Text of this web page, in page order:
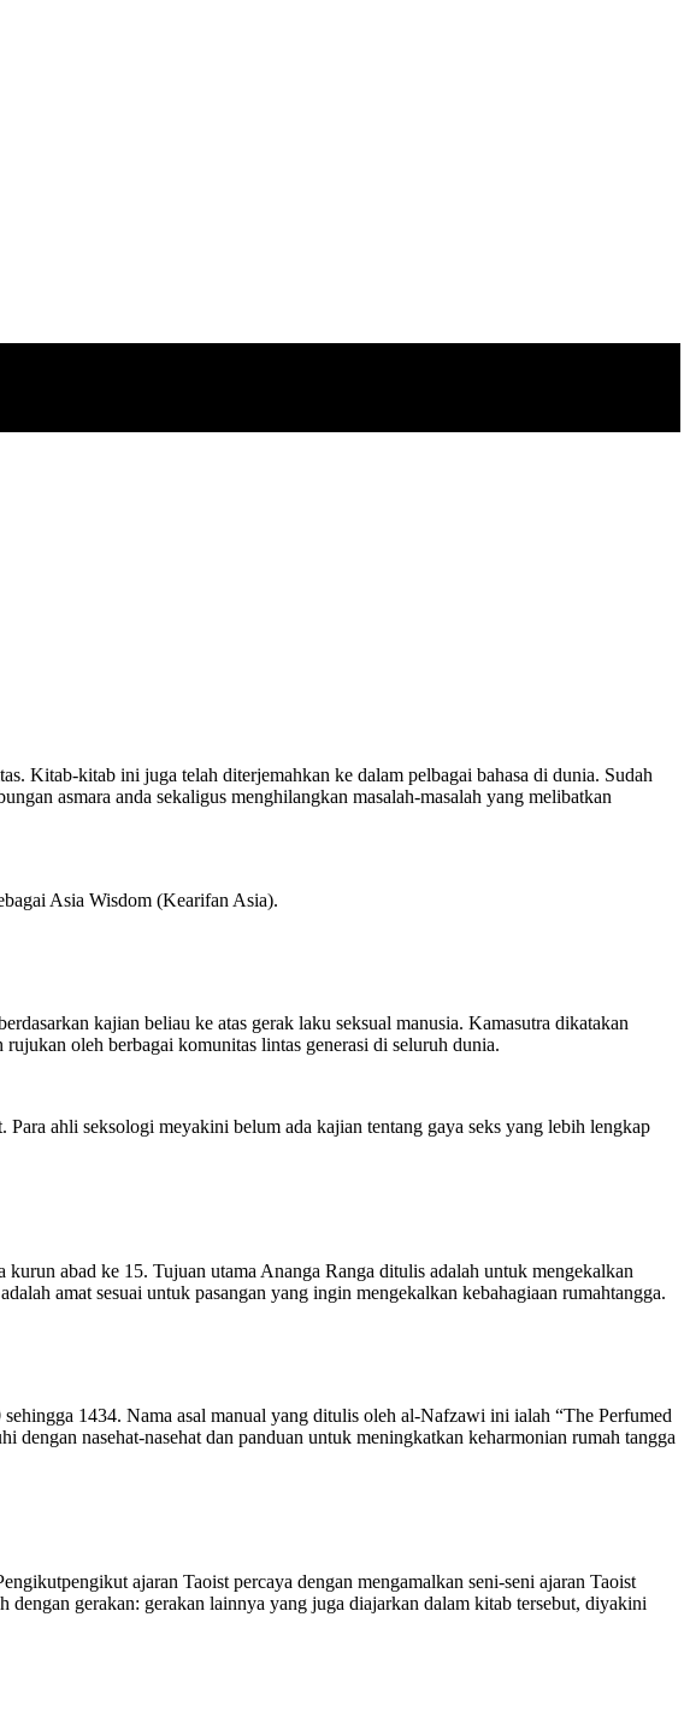
Kitab-kitab ini juga telah diterjemahkan ke dalam pelbagai bahasa di dunia. Sudah
asmara anda sekaligus menghilangkan masalah-masalah yang melibatkan
Asia Wisdom (Kearifan Asia).
kajian beliau ke atas gerak laku seksual manusia. Kamasutra dikatakan
oleh berbagai komunitas lintas generasi di seluruh dunia.
ahli seksologi meyakini belum ada kajian tentang gaya seks yang lebih lengkap
abad ke 15. Tujuan utama Ananga Ranga ditulis adalah untuk mengekalkan
amat sesuai untuk pasangan yang ingin mengekalkan kebahagiaan rumahtangga.
1434. Nama asal manual yang ditulis oleh al-Nafzawi ini ialah “The Perfumed
nasehat-nasehat dan panduan untuk meningkatkan keharmonian rumah tangga
ajaran Taoist percaya dengan mengamalkan seni-seni ajaran Taoist
gerakan: gerakan lainnya yang juga diajarkan dalam kitab tersebut, diyakini